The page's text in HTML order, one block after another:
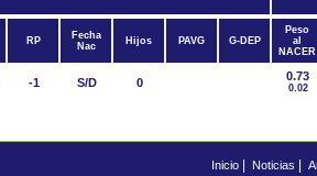
RP
Fecha
Nac
Hijos PAVG G-DEP
Peso
al
NACER
-1 S/D 0 0.73
0.02
Inicio| Noticias